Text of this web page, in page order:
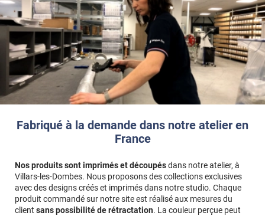
Fabriqué à la demande dans notre atelier en
France
Nos produits sont imprimés et découpésdans notre atelier, à
Villars-les-Dombes. Nous proposons des collections exclusives
avec des designs créés et imprimés dans notre studio. Chaque
produit commandé sur notre site est réalisé aux mesures du
client sans possibilité de rétractation. La couleur perçue peut